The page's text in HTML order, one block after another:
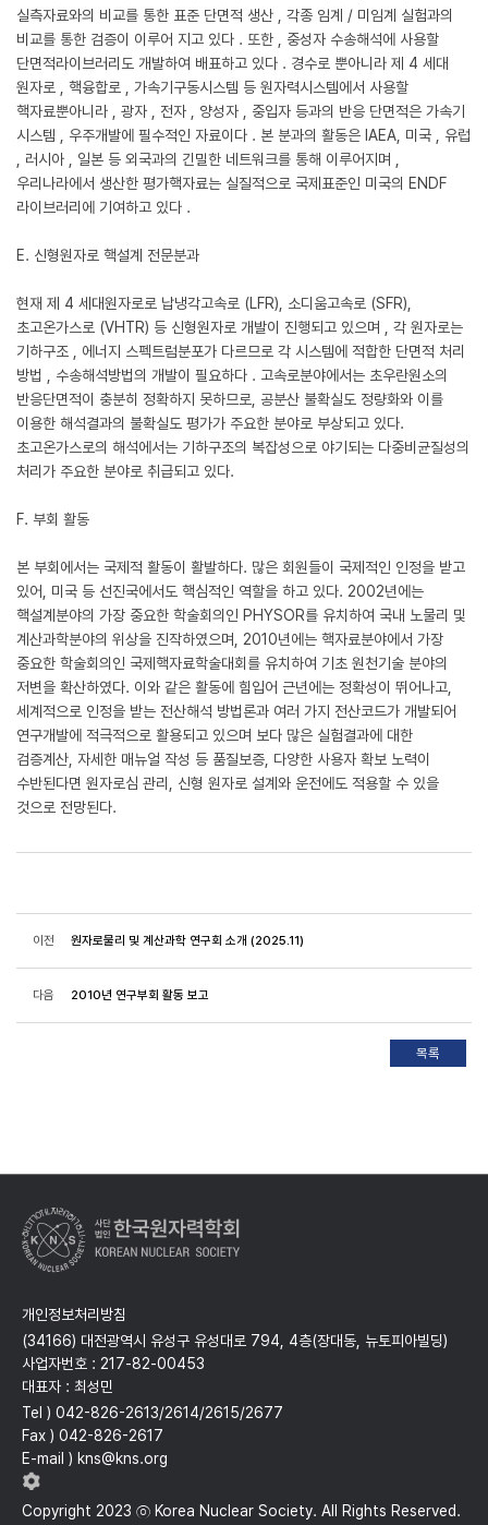
실측자료와의 비교를 통한 표준 단면적 생산 , 각종 임계 / 미임계 실험과의
비교를 통한 검증이 이루어 지고 있다 . 또한 , 중성자 수송해석에 사용할
단면적라이브러리도 개발하여 배표하고 있다 . 경수로 뿐아니라 제 4 세대
원자로 , 핵융합로 , 가속기구동시스템 등 원자력시스템에서 사용할
핵자료뿐아니라 , 광자 , 전자 , 양성자 , 중입자 등과의 반응 단면적은 가속기
시스템 , 우주개발에 필수적인 자료이다 . 본 분과의 활동은 IAEA, 미국 , 유럽
, 러시아 , 일본 등 외국과의 긴밀한 네트워크를 통해 이루어지며 ,
우리나라에서 생산한 평가핵자료는 실질적으로 국제표준인 미국의 ENDF
라이브러리에 기여하고 있다 .
E. 신형원자로 핵설계 전문분과
현재 제 4 세대원자로로 납냉각고속로 (LFR), 소디움고속로 (SFR),
초고온가스로 (VHTR) 등 신형원자로 개발이 진행되고 있으며 , 각 원자로는
기하구조 , 에너지 스펙트럼분포가 다르므로 각 시스템에 적합한 단면적 처리
방법 , 수송해석방법의 개발이 필요하다 . 고속로분야에서는 초우란원소의
반응단면적이 충분히 정확하지 못하므로, 공분산 불확실도 정량화와 이를
이용한 해석결과의 불확실도 평가가 주요한 분야로 부상되고 있다.
초고온가스로의 해석에서는 기하구조의 복잡성으로 야기되는 다중비균질성의
처리가 주요한 분야로 취급되고 있다.
F. 부회 활동
본 부회에서는 국제적 활동이 활발하다. 많은 회원들이 국제적인 인정을 받고
있어, 미국 등 선진국에서도 핵심적인 역할을 하고 있다. 2002년에는
핵설계분야의 가장 중요한 학술회의인 PHYSOR를 유치하여 국내 노물리 및
계산과학분야의 위상을 진작하였으며, 2010년에는 핵자료분야에서 가장
중요한 학술회의인 국제핵자료학술대회를 유치하여 기초 원천기술 분야의
저변을 확산하였다. 이와 같은 활동에 힘입어 근년에는 정확성이 뛰어나고,
세계적으로 인정을 받는 전산해석 방법론과 여러 가지 전산코드가 개발되어
연구개발에 적극적으로 활용되고 있으며 보다 많은 실험결과에 대한
검증계산, 자세한 매뉴얼 작성 등 품질보증, 다양한 사용자 확보 노력이
수반된다면 원자로심 관리, 신형 원자로 설계와 운전에도 적용할 수 있을
것으로 전망된다.
이전 원자로물리 및 계산과학 연구회 소개 (2025.11)
다음 2010년 연구부회 활동 보고
개인정보처리방침
(34166) 대전광역시 유성구 유성대로 794, 4층(장대동, 뉴토피아빌딩)
사업자번호 : 217-82-00453
대표자 : 최성민
Tel ) 042-826-2613/2614/2615/2677
Fax ) 042-826-2617
E-mail ) kns@kns.org
Copyright 2023 ⓒ Korea Nuclear Society. All Rights Reserved.